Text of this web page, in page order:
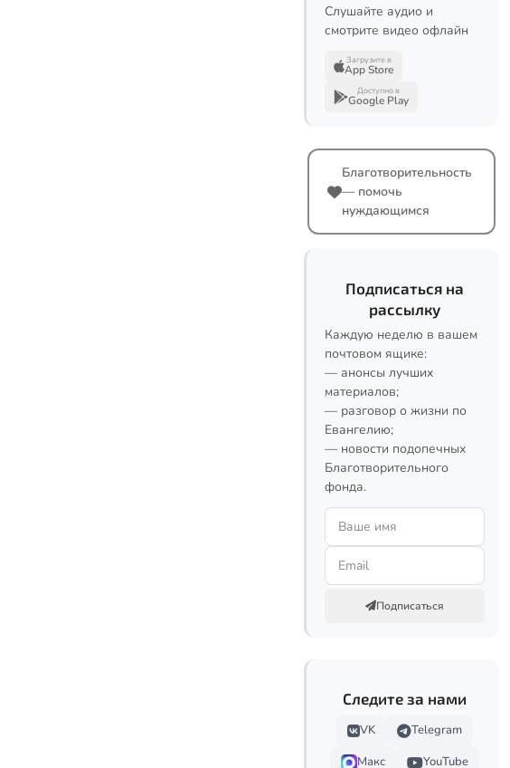
Слушайте аудио и
смотрите видео офлайн
Загрузите в
App Store
Доступно в
Google Play
Благотворительность
— помочь
нуждающимся
Подписаться на
рассылку
Каждую неделю в вашем
почтовом ящике:
— анонсы лучших
материалов;
— разговор о жизни по
Евангелию;
— новости подопечных
Благотворительного
фонда.
Подписаться
Следите за нами
VK
Telegram
Макс
YouTube